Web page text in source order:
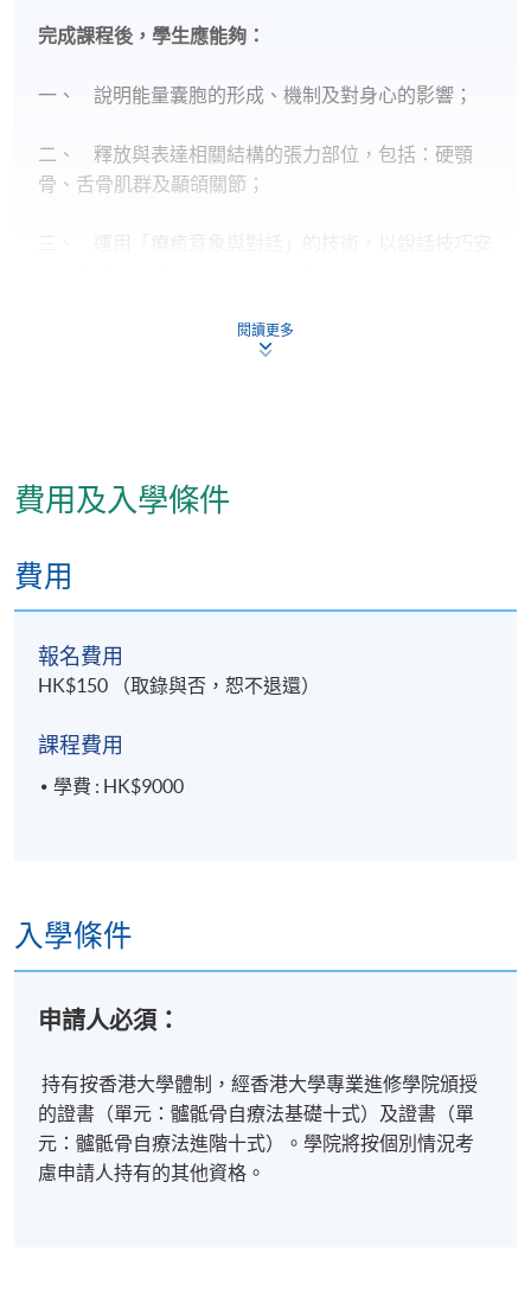
完成課程後，學生應能夠：
一、 說明能量囊胞的形成、機制及對身心的影響；
二、 釋放與表達相關結構的張力部位，包括：硬顎
骨、舌骨肌群及顳頜關節；
四、 運用「全身鬆解」與「關節鬆解」的技術，釋放
課程內容
身心情緒釋放（Somato-Emotional Release）基礎
結構整合與表達途徑
「療癒意象與對話」與「全身鬆解」的技術整合
全身整合的進階應用
學員如完成本課程，並達到不少於70%的出席率及於各
身心情緒釋放與全身整合）」。
報名代碼 2440-HS253A
現時接受報名
閱讀更多
費用及入學條件
費用
報名費用
HK$150 （取錄與否，恕不退還）
課程費用
學費 : HK$9000
入學條件
申請人必須：
持有按香港大學體制，經香港大學專業進修學院頒授
的證書（單元：髗骶骨自療法基礎十式）及證書（單
元：髗骶骨自療法進階十式）。學院將按個別情況考
慮申請人持有的其他資格。